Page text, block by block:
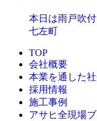
本日は雨戸吹
七左町
TOP
会社概要
本業を通した
採用情報
施工事例
アサヒ全現場